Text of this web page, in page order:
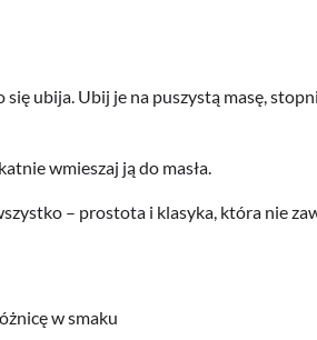
ubija. Ubij je na puszystą masę,
wmieszaj ją do masła.
– prostota i klasyka, która nie
w smaku